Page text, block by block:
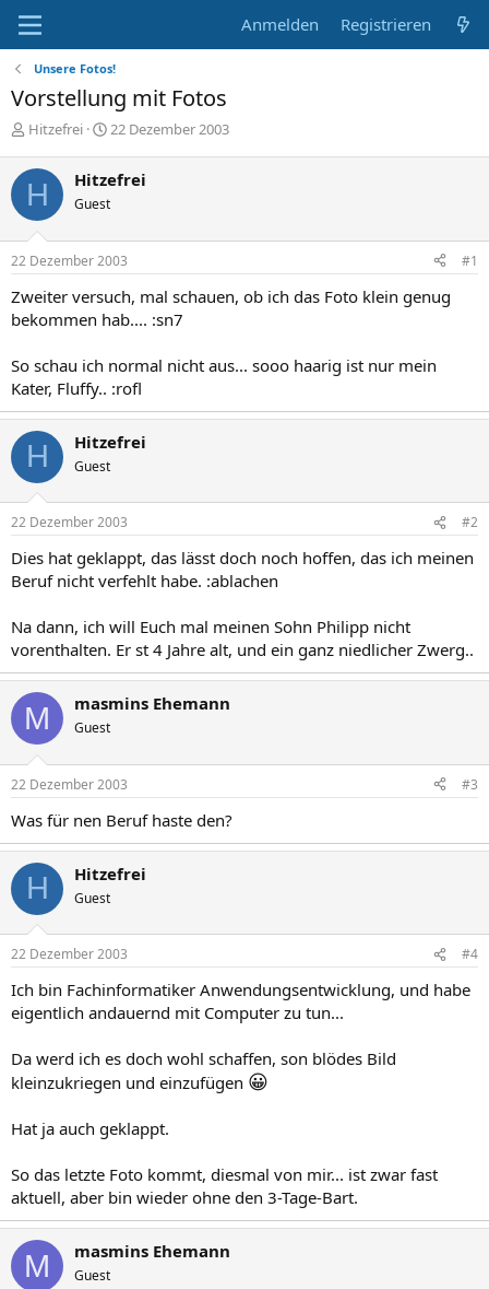
Anmelden Registrieren
Unsere Fotos!
Vorstellung mit Fotos
E
s
t
e
l
l
e
Hitzefrei
E
t
e
l
t
m
22 Dezember 2003
H Hitzefrei
Guest
22 Dezember 2003 #1
Zweiter versuch, mal schauen, ob ich das Foto klein genug
bekommen hab.... :sn7
So schau ich normal nicht aus... sooo haarig ist nur mein
Kater, Fluffy.. :rofl
H Hitzefrei
Guest
22 Dezember 2003 #2
Dies hat geklappt, das lässt doch noch hoffen, das ich meinen
Beruf nicht verfehlt habe. :ablachen
Na dann, ich will Euch mal meinen Sohn Philipp nicht
vorenthalten. Er st 4 Jahre alt, und ein ganz niedlicher Zwerg..
M masmins Ehemann
Guest
22 Dezember 2003 #3
Was für nen Beruf haste den?
H Hitzefrei
Guest
22 Dezember 2003 #4
Ich bin Fachinformatiker Anwendungsentwicklung, und habe
eigentlich andauernd mit Computer zu tun...
Da werd ich es doch wohl schaffen, son blödes Bild
kleinzukriegen und einzufügen 😀
Hat ja auch geklappt.
So das letzte Foto kommt, diesmal von mir... ist zwar fast
aktuell, aber bin wieder ohne den 3-Tage-Bart.
M masmins Ehemann
Guest